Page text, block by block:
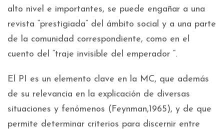
alto nivel e importantes, se puede engañar a una
revista “prestigiada” del ámbito social y a una parte
de la comunidad correspondiente, como en el
cuento del “traje invisible del emperador “.
El PI es un elemento clave en la MC, que además
de su relevancia en la explicación de diversas
situaciones y fenómenos (Feynman,1965), y de que
permite determinar criterios para discernir entre